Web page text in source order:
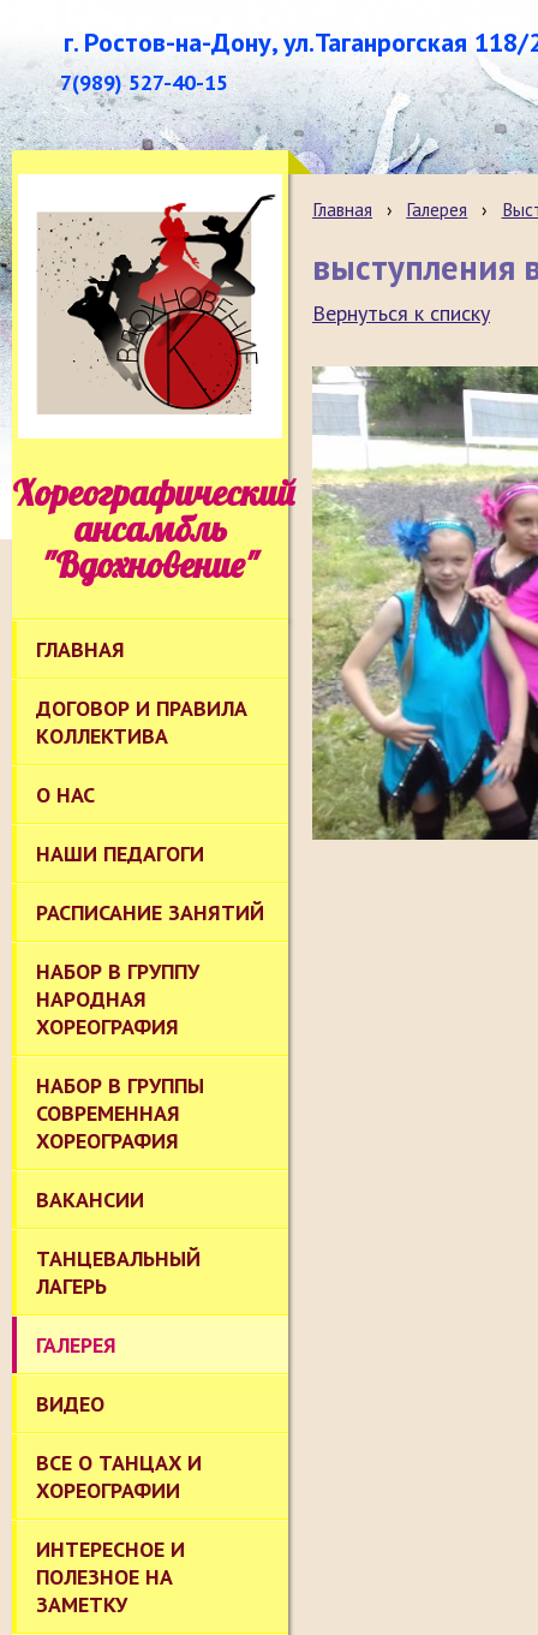
г. Ростов-на-Дону, ул.Таганрогская 118/
7(989) 527-40-15
Хореографический
ансамбль
"Вдохновение"
ГЛАВНАЯ
ДОГОВОР И ПРАВИЛА
КОЛЛЕКТИВА
О НАС
НАШИ ПЕДАГОГИ
РАСПИСАНИЕ ЗАНЯТИЙ
НАБОР В ГРУППУ
НАРОДНАЯ
ХОРЕОГРАФИЯ
НАБОР В ГРУППЫ
СОВРЕМЕННАЯ
ХОРЕОГРАФИЯ
ВАКАНСИИ
ТАНЦЕВАЛЬНЫЙ
ЛАГЕРЬ
ГАЛЕРЕЯ
ВИДЕО
ВСЕ О ТАНЦАХ И
ХОРЕОГРАФИИ
ИНТЕРЕСНОЕ И
ПОЛЕЗНОЕ НА
ЗАМЕТКУ
Главная › Галерея ›
выступления
Вернуться к списку